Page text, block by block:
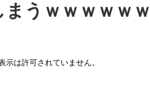
まうｗｗｗｗｗｗ